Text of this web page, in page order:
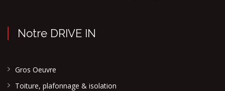
Notre DRIVE IN
Gros Oeuvre
Toiture, plafonnage & isolation